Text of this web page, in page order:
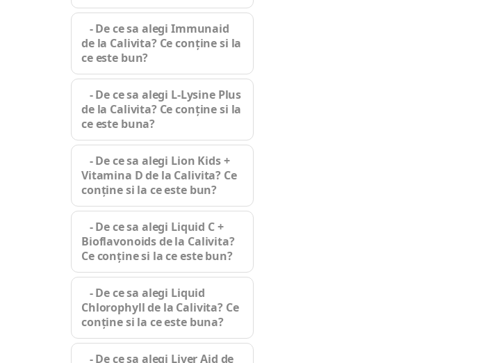
- De ce sa alegi Immunaid
de la Calivita? Ce conține si la
ce este bun?
- De ce sa alegi L-Lysine Plus
de la Calivita? Ce conține si la
ce este buna?
- De ce sa alegi Lion Kids +
Vitamina D de la Calivita? Ce
conține si la ce este bun?
- De ce sa alegi Liquid C +
Bioflavonoids de la Calivita?
Ce conține si la ce este bun?
- De ce sa alegi Liquid
Chlorophyll de la Calivita? Ce
conține si la ce este buna?
- De ce sa alegi Liver Aid de